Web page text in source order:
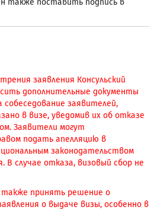
заявления Консульский
дополнительные документы
собеседование заявителей,
в визе, уведомив их об отказе
Заявители могут
подать апелляцию в
законодательством
В случае отказа, визовый сбор не
принять решение о
о выдаче визы, особенно в